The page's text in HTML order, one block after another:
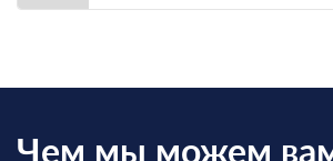
Чем мы можем